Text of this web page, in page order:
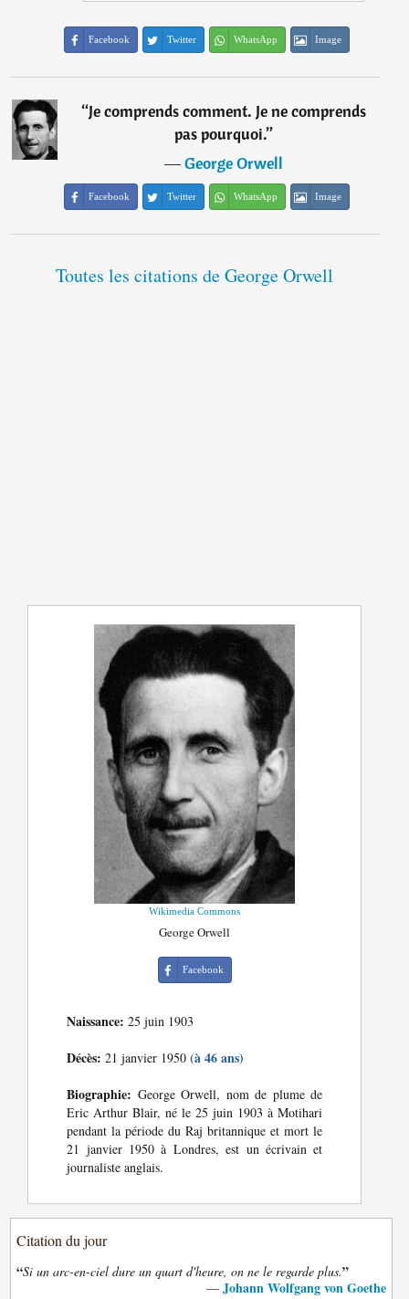
Facebook Twitter WhatsApp Image
“Je comprends comment. Je ne comprends
pas pourquoi.”
―George Orwell
Facebook Twitter WhatsApp Image
Toutes les citations de George Orwell
Wikimedia Commons
George Orwell
Facebook
Naissance: 25 juin 1903
Décès: 21 janvier 1950(à 46 ans)
Biographie: George Orwell, nom de plume de
Eric Arthur Blair, né le 25 juin 1903 à Motihari
pendant la période du Raj britannique et mort le
21 janvier 1950 à Londres, est un écrivain et
journaliste anglais.
Citation du jour
“Si un arc-en-ciel dure un quart d'heure, on ne le regarde plus.”
— Johann Wolfgang von Goethe